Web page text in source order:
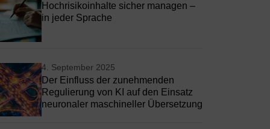
Hochrisikoinhalte sicher managen –
in jeder Sprache
4. September 2025
Der Einfluss der zunehmenden
Regulierung von KI auf den Einsatz
neuronaler maschineller Übersetzung